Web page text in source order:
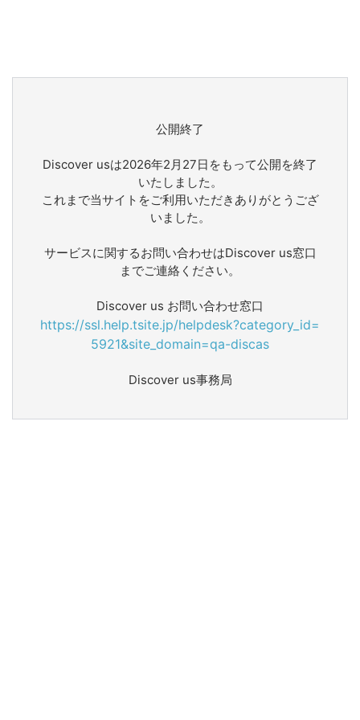
公開終了
Discover usは2026年2月27日をもって公開を終了
いたしました。
これまで当サイトをご利用いただきありがとうござ
いました。
サービスに関するお問い合わせはDiscover us窓口
までご連絡ください。
Discover us お問い合わせ窓口
https://ssl.help.tsite.jp/helpdesk?category_id=
5921&site_domain=qa-discas
Discover us事務局